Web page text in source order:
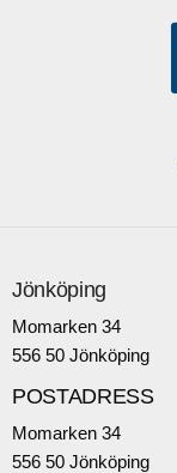
Jönköping
Momarken 34
556 50 Jönköping
POSTADRESS
Momarken 34
556 50 Jönköping